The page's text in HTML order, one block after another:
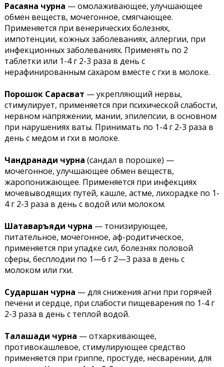
Расаяна чурна — омолаживающее, улучшающее
обмен веществ, мочегонное, смягчающее.
Применяется при венерических болезнях,
импотенции, кожных заболеваниях, аллергии, при
инфекционных заболеваниях. Применять по 2
таблетки или 1-4 г 2-3 раза в день с
нерафинированным сахаром вместе с гхи в молоке.
Порошок Сарасват — укрепляющий нервы,
стимулирует, применяется при психической слабости,
нервном напряжении, мании, эпилепсии, в основном
при нарушениях ваты. Принимать по 1-4 г 2-3 раза в
день с медом и гхи в молоке.
Чандранади чурна (сандал в порошке) —
мочегонное, улучшающее обмен веществ,
жаропонижающее. Применяется при инфекциях
мочевыводящих путей, кашле, астме, лихорадке по 1-
4 г 2-3 раза в день с водой или молоком.
Шатаваръяди чурна — тонизирующее,
питательное, мочегонное, аф-родитическое,
применяется при упадке сил, болезнях половой
сферы, бесплодии по 1—6 г 2—3 раза в день с
молоком или гхи.
Сударшан чурна — для снижения агни при горячей
печени и сердце, при слабости пищеварения по 1-4 г
2-3 раза в день с теплой водой.
Талашади чурна — отхаркивающее,
противокашлевое, стимулирующее средство
применяется при гриппе, простуде, несварении, для